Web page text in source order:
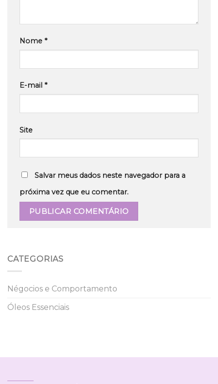
Nome *
E-mail *
Site
Salvar meus dados neste navegador para a
próxima vez que eu comentar.
CATEGORIAS
Négocios e Comportamento
Óleos Essenciais